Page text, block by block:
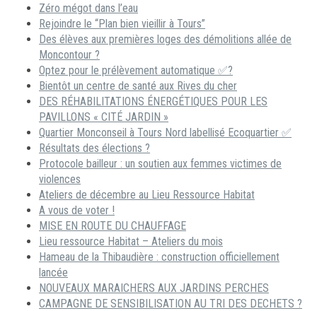
Zéro mégot dans l’eau
Rejoindre le “Plan bien vieillir à Tours”
Des élèves aux premières loges des démolitions allée de
Moncontour ?
Optez pour le prélèvement automatique ✅?
Bientôt un centre de santé aux Rives du cher
DES RÉHABILITATIONS ÉNERGÉTIQUES POUR LES
PAVILLONS « CITÉ JARDIN »
Quartier Monconseil à Tours Nord labellisé Ecoquartier ✅
Résultats des élections ?
Protocole bailleur : un soutien aux femmes victimes de
violences
Ateliers de décembre au Lieu Ressource Habitat
A vous de voter !
MISE EN ROUTE DU CHAUFFAGE
Lieu ressource Habitat – Ateliers du mois
Hameau de la Thibaudière : construction officiellement
lancée
NOUVEAUX MARAICHERS AUX JARDINS PERCHES
CAMPAGNE DE SENSIBILISATION AU TRI DES DECHETS ?